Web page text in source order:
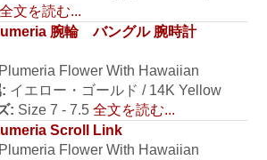
全文を読む...
腕輪 バングル 腕時計
Plumeria Flower With Hawaiian
イエロー・ゴールド / 14K Yellow
: Size 7 - 7.5全文を読む...
Scroll Link
Plumeria Flower With Hawaiian